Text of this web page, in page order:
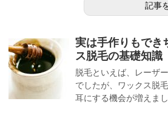
記事
実は手作りもでき
ス脱毛の基礎知識
脱毛といえば、レーザ
でしたが、ワックス脱
耳にする機会が増えまし